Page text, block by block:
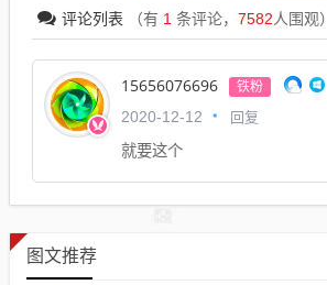
评论列表 （有 1 条评论， 7582人围观）
15656076696 铁粉
2020-12-12 回复
就要这个
图文推荐